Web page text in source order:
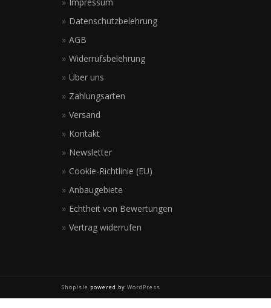
Impressum
Datenschutzbelehrung
AGB
Widerrufsbelehrung
Über uns
Zahlungsarten
Versand
Kontakt
Newsletter
Cookie-Richtlinie (EU)
Anbaugebiete
Echtheit von Bewertungen
Vertrag widerrufen
ShopIsle powered by WordPress